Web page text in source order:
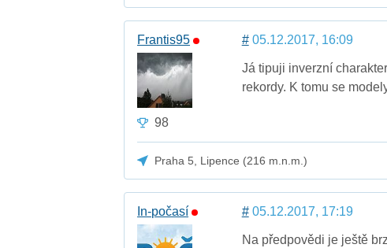
Frantis95
98
#05.12.2017, 16:09
Já tipuji inverzní
rekordy. K tomu se
Praha 5, Lipence (216 m.n.m.)
In-počasí #05.12.2017, 17:19
Na předpovědi je ještě